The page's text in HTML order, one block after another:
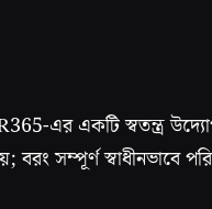
এর একটি স্বতন্ত্র
বরং সম্পূর্ণ স্বাধীনভাবে